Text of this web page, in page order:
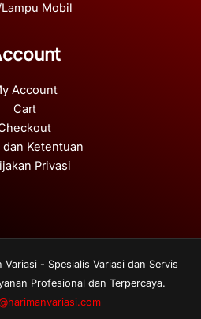
Lampu Mobil
Account
Cart
dan Ketentuan
Privasi
- Spesialis Variasi dan Servis
Profesional dan Terpercaya.